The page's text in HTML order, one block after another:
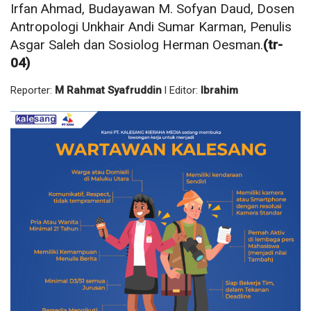
Irfan Ahmad, Budayawan M. Sofyan Daud, Dosen
Antropologi Unkhair Andi Sumar Karman, Penulis
Asgar Saleh dan Sosiolog Herman Oesman.(tr-
04)
Reporter: M Rahmat Syafruddin l Editor: Ibrahim